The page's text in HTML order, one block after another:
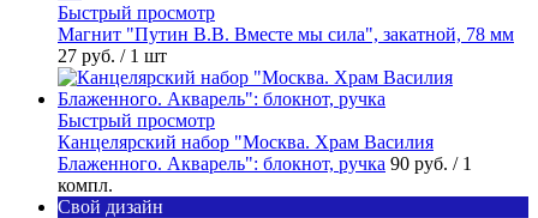
Быстрый просмотр
Магнит "Путин В.В. Вместе мы сила", закатной, 78 мм
27 руб. / 1 шт
Быстрый просмотр
Канцелярский набор "Москва. Храм Василия
Блаженного. Акварель": блокнот, ручка 90 руб. / 1
компл.
Свой дизайн